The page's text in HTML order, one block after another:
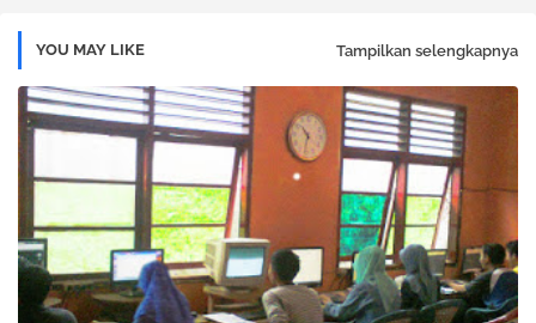
YOU MAY LIKE Tampilkan selengkapnya